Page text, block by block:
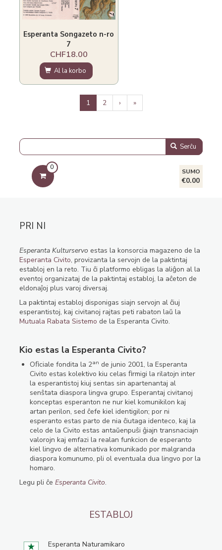
Esperanta Songazeto n-ro
7
CHF18.00
Al la korbo
Aktuala
paĝo
1 Paĝo
2
Next
page
›
Last
page
»
Serĉu
0
SUMO
€0.00
PRI NI
Esperanta Kulturservo estas la konsorcia magazeno de la
Esperanta Civito, provizanta la servojn de la paktintaj
establoj en la reto. Tiu ĉi platformo ebligas la aliĝon al la
eventoj organizataj de la paktintaj establoj, la aĉeton de
eldonaĵoj plus varoj diversaj.
La paktintaj establoj disponigas siajn servojn al ĉiuj
esperantistoj, kaj civitanoj rajtas peti rabaton laŭ la
Mutuala Rabata Sistemo de la Esperanta Civito.
Kio estas la Esperanta Civito?
Oﬁciale fondita la 2an de junio 2001, la Esperanta
Civito estas kolektivo kiu celas ﬁrmigi la rilatojn inter
la esperantistoj kiuj sentas sin apartenantaj al
senŝtata diaspora lingva grupo. Esperantaj civitanoj
konceptas esperanton ne nur kiel komunikilon kaj
artan perilon, sed ĉefe kiel identigilon; por ni
esperanto estas parto de nia ĉiutaga identeco, kaj la
celo de la Civito estas antaŭenpuŝi ĝiajn transnaciajn
valorojn kaj emfazi la realan funkcion de esperanto
kiel lingvo de alternativa komunikado por malgranda
diaspora komunumo, pli ol eventuala dua lingvo por la
homaro.
Legu pli ĉe Esperanta Civito.
ESTABLOJ
Esperanta Naturamikaro